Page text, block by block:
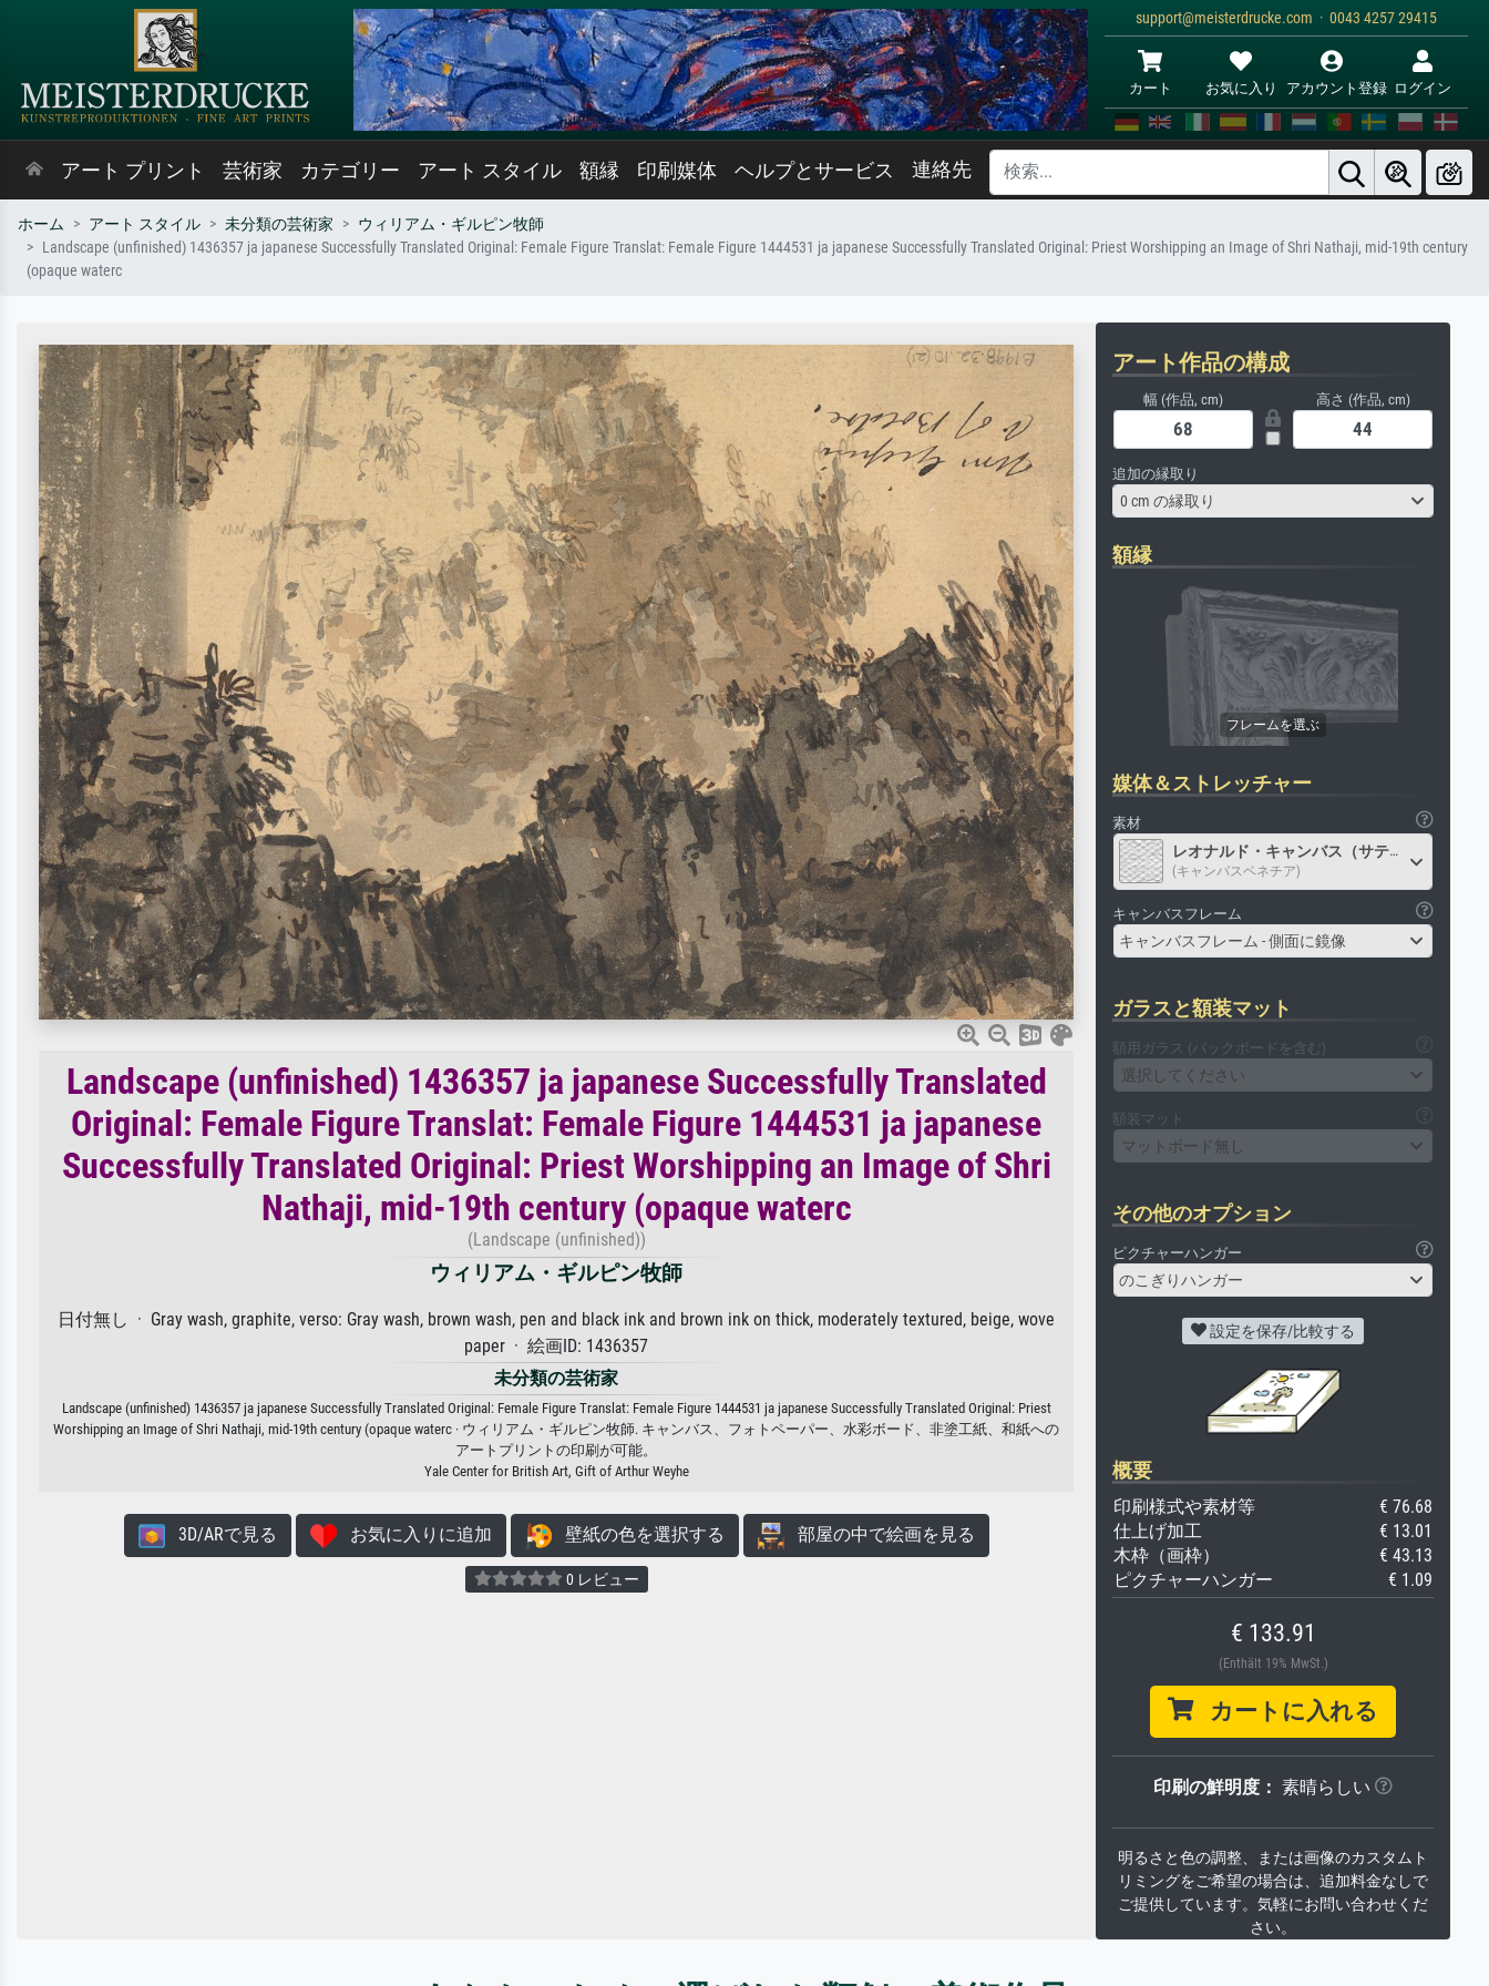
support@meisterdrucke.com · 0043 4257 29415
カート お気に入り アカウント登録 ログイン
アート プリント 芸術家 カテゴリー アート スタイル 額縁 印刷媒体 ヘルプとサービス 連絡先
ホーム アート スタイル 未分類の芸術家
ウィリアム・ギルピン牧師
Landscape (unfinished) 1436357 ja japanese Successfully Translated Original: Female Figure Translat: Female Figure 1444531 ja japanese Successfully Translated Original: Priest Worshipping an Image of Shri Nathaji, mid-19th century
(opaque waterc
Landscape (unfinished) 1436357 ja japanese Successfully Translated
Original: Female Figure Translat: Female Figure 1444531 ja japanese
Successfully Translated Original: Priest Worshipping an Image of Shri
Nathaji, mid-19th century (opaque waterc
(Landscape (unfinished))
ウィリアム・ギルピン牧師
日付無し · Gray wash, graphite, verso: Gray wash, brown wash, pen and black ink and brown ink on thick, moderately textured, beige, wove
paper · 絵画ID: 1436357
未分類の芸術家
Landscape (unfinished) 1436357 ja japanese Successfully Translated Original: Female Figure Translat: Female Figure 1444531 ja japanese Successfully Translated Original: Priest
Worshipping an Image of Shri Nathaji, mid-19th century (opaque waterc · ウィリアム・ギルピン牧師. キャンバス、フォトペーパー、水彩ボード、非塗工紙、和紙への
アートプリントの印刷が可能。
Yale Center for British Art, Gift of Arthur Weyhe
3D/ARで見る お気に入りに追加 壁紙の色を選択する 部屋の中で絵画を見る
0 レビュー
アート作品の構成
幅 (作品, cm) 高さ (作品, cm)
追加の縁取り
0 cm の縁取り
額縁
媒体＆ストレッチャー
素材
レオナルド・キャンバス（サテン）
(キャンバスベネチア)
キャンバスフレーム
キャンバスフレーム - 側面に鏡像
ガラスと額装マット
額用ガラス (バックボードを含む)
選択してください
額装マット
マットボード無し
その他のオプション
ピクチャーハンガー
のこぎりハンガー
設定を保存/比較する
概要
印刷様式や素材等
€ 76.68
仕上げ加工
€ 13.01
木枠（画枠）
€ 43.13
ピクチャーハンガー
€ 1.09
€ 133.91
(Enthält 19% MwSt.)
カートに入れる
印刷の鮮明度： 素晴らしい
明るさと色の調整、または画像のカスタムト
リミングをご希望の場合は、追加料金なしで
ご提供しています。気軽にお問い合わせくだ
さい。